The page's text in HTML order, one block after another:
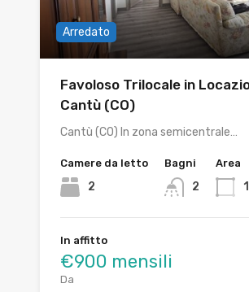
Arredato
Favoloso Trilocale in
Cantù (CO)
Cantù (CO) In zona semicentrale…
Camere da letto
2
Bagni
2
Area
In affitto
€900 mensili
Da